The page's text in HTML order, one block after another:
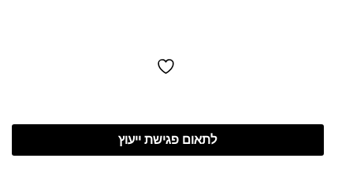
לתאום פגישת ייעוץ